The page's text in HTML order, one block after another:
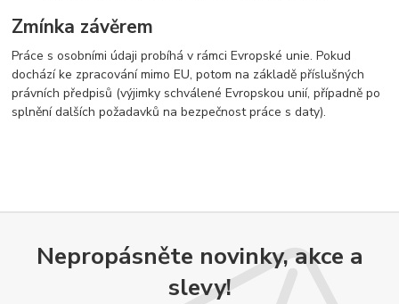
Zmínka závěrem
Práce s osobními údaji probíhá v rámci Evropské unie. Pokud
dochází ke zpracování mimo EU, potom na základě příslušných
právních předpisů (výjimky schválené Evropskou unií, případně po
splnění dalších požadavků na bezpečnost práce s daty).
Nepropásněte novinky, akce a
slevy!